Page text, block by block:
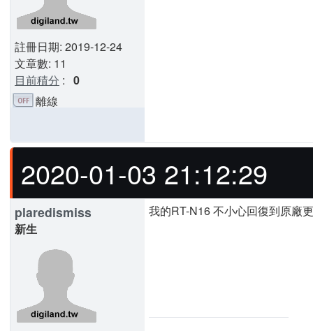
註冊日期: 2019-12-24
文章數: 11
目前積分 : 0
離線
2020-01-03 21:12:29
plaredismiss
新生
我的RT-N16 不小心回復到原廠